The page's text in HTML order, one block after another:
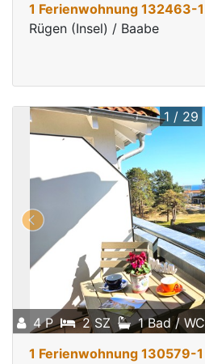
1 Ferienwohnung 132463-1
Rügen (Insel) / Baabe
4 P 2 SZ 1 Bad / WC
1 / 29
1 Ferienwohnung 130579-1